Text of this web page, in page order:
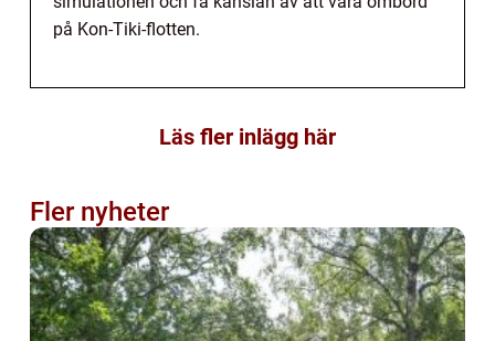
på Kon-Tiki-flotten.
Läs fler inlägg här
Fler nyheter